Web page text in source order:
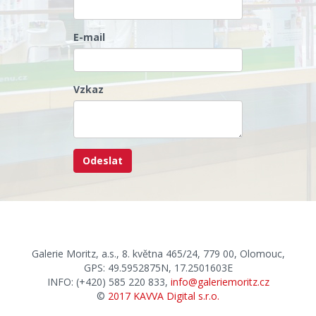
E-mail
Vzkaz
Galerie Moritz, a.s., 8. května 465/24, 779 00, Olomouc,
GPS: 49.5952875N, 17.2501603E
INFO: (+420) 585 220 833, info@galeriemoritz.cz
© 2017 KAVVA Digital s.r.o.